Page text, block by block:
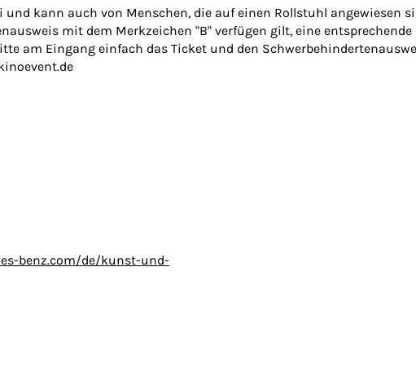
kann auch von Menschen, die auf einen Rollstuhl angewiesen
mit dem Merkzeichen "B" verfügen gilt, eine entsprechende
am Eingang einfach das Ticket und den
benz.com/de/kunst-und-